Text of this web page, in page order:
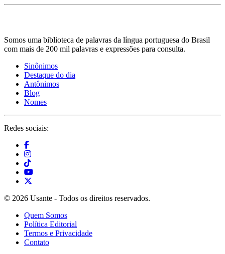
Somos uma biblioteca de palavras da língua portuguesa do Brasil
com mais de 200 mil palavras e expressões para consulta.
Sinônimos
Destaque do dia
Antônimos
Blog
Nomes
Redes sociais:
© 2026 Usante - Todos os direitos reservados.
Quem Somos
Política Editorial
Termos e Privacidade
Contato